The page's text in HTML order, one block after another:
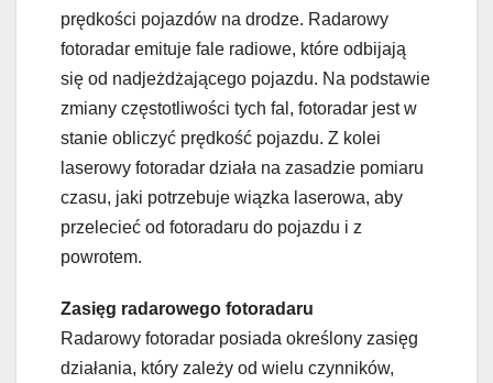
prędkości pojazdów na drodze. Radarowy
fotoradar emituje fale radiowe, które odbijają
się od nadjeżdżającego pojazdu. Na podstawie
zmiany częstotliwości tych fal, fotoradar jest w
stanie obliczyć prędkość pojazdu. Z kolei
laserowy fotoradar działa na zasadzie pomiaru
czasu, jaki potrzebuje wiązka laserowa, aby
przelecieć od fotoradaru do pojazdu i z
powrotem.
Zasięg radarowego fotoradaru
Radarowy fotoradar posiada określony zasięg
działania, który zależy od wielu czynników,